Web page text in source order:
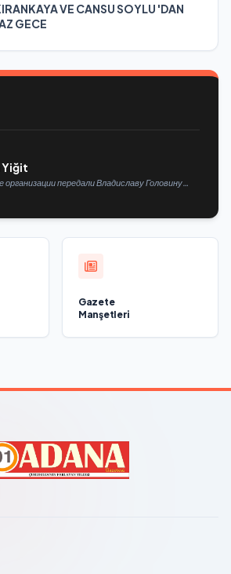
VE CANSU SOYLU 'DAN
GECE
организации передали Владиславу Головину
Gazete
Manşetleri